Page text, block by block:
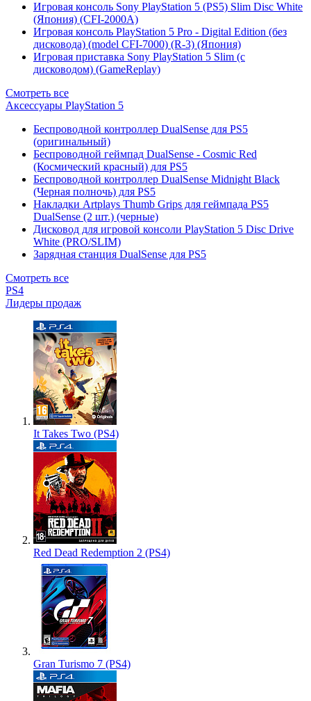
Игровая консоль Sony PlayStation 5 (PS5) Slim Disc White
(Япония) (CFI-2000A)
Игровая консоль PlayStation 5 Pro - Digital Edition (без
дисковода) (model CFI-7000) (R-3) (Япония)
Игровая приставка Sony PlayStation 5 Slim (с
дисководом) (GameReplay)
Смотреть все
Аксессуары PlayStation 5
Беспроводной контроллер DualSense для PS5
(оригинальный)
Беспроводной геймпад DualSense - Cosmic Red
(Космический красный) для PS5
Беспроводной контроллер DualSense Midnight Black
(Черная полночь) для PS5
Накладки Artplays Thumb Grips для геймпада PS5
DualSense (2 шт.) (черные)
Дисковод для игровой консоли PlayStation 5 Disc Drive
White (PRO/SLIM)
Зарядная станция DualSense для PS5
Смотреть все
PS4
Лидеры продаж
It Takes Two (PS4)
Red Dead Redemption 2 (PS4)
Gran Turismo 7 (PS4)